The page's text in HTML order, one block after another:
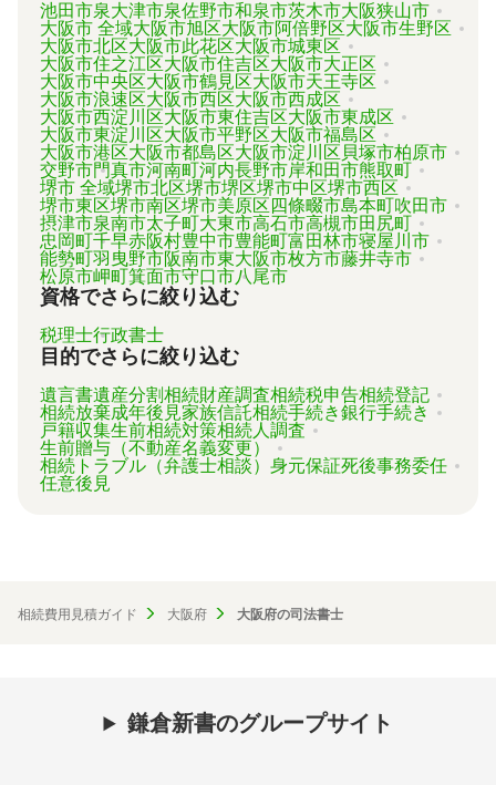
池田市泉大津市泉佐野市和泉市茨木市大阪狭山市
大阪市 全域大阪市旭区大阪市阿倍野区大阪市生野区
大阪市北区大阪市此花区大阪市城東区
大阪市住之江区大阪市住吉区大阪市大正区
大阪市中央区大阪市鶴見区大阪市天王寺区
大阪市浪速区大阪市西区大阪市西成区
大阪市西淀川区大阪市東住吉区大阪市東成区
大阪市東淀川区大阪市平野区大阪市福島区
大阪市港区大阪市都島区大阪市淀川区 貝塚市柏原市
交野市門真市河南町河内長野市岸和田市熊取町
堺市 全域堺市北区堺市堺区堺市中区堺市西区
堺市東区堺市南区堺市美原区 四條畷市島本町吹田市
摂津市泉南市太子町大東市高石市高槻市田尻町
忠岡町千早赤阪村豊中市豊能町富田林市寝屋川市
能勢町羽曳野市阪南市東大阪市枚方市藤井寺市
松原市岬町箕面市守口市八尾市
資格でさらに絞り込む
税理士行政書士
目的でさらに絞り込む
遺言書遺産分割相続財産調査相続税申告相続登記
相続放棄成年後見家族信託相続手続き銀行手続き
戸籍収集生前相続対策相続人調査
生前贈与（不動産名義変更）
相続トラブル（弁護士相談） 身元保証死後事務委任
任意後見
相続費用見積ガイド 大阪府 大阪府の司法書士
鎌倉新書のグループサイト